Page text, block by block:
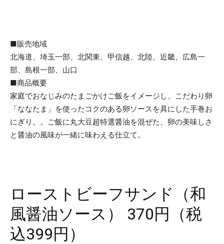
■販売地域
北海道、埼玉一部、北関東、甲信越、北陸、近畿、広島一
部、島根一部、山口
■商品概要
家庭でおなじみのたまごかけご飯をイメージし、こだわり卵
「ななたま」を使ったコクのある卵ソースを具にした手巻お
にぎり。。ご飯に丸大豆超特選醤油を混ぜた、卵の美味しさ
と醤油の風味が一緒に味わえる仕立て。
ローストビーフサンド（和
風醤油ソース） 370円（税
込399円）